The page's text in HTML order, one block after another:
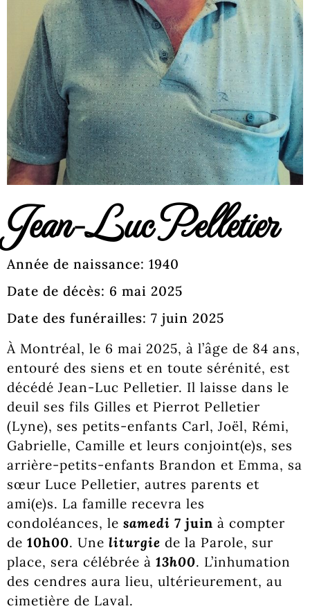
Jean-Luc Pelletier
Année de naissance: 1940
Date de décès: 6 mai 2025
Date des funérailles: 7 juin 2025
À Montréal, le 6 mai 2025, à l’âge de 84 ans,
entouré des siens et en toute sérénité, est
décédé Jean-Luc Pelletier. Il laisse dans le
deuil ses fils Gilles et Pierrot Pelletier
(Lyne), ses petits-enfants Carl, Joël, Rémi,
Gabrielle, Camille et leurs conjoint(e)s, ses
arrière-petits-enfants Brandon et Emma, sa
sœur Luce Pelletier, autres parents et
ami(e)s. La famille recevra les
condoléances, le samedi 7 juin à compter
de 10h00. Une liturgie de la Parole, sur
place, sera célébrée à 13h00. L’inhumation
des cendres aura lieu, ultérieurement, au
cimetière de Laval.